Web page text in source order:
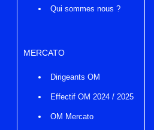
Qui sommes nous ?
MERCATO
Dirigeants OM
Effectif OM 2024 / 2025
OM Mercato